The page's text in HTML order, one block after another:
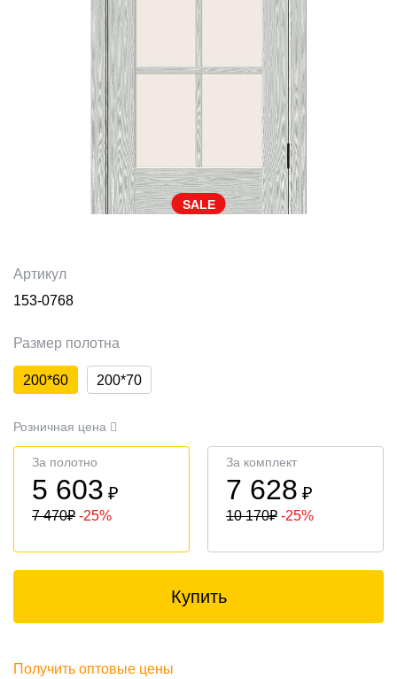
SALE
Артикул
153-0768
Размер полотна
200*60 200*70
Розничная цена
За полотно
5 603 ₽
7 470₽ -25%
За комплект
7 628 ₽
10 170₽ -25%
Купить
Получить оптовые цены